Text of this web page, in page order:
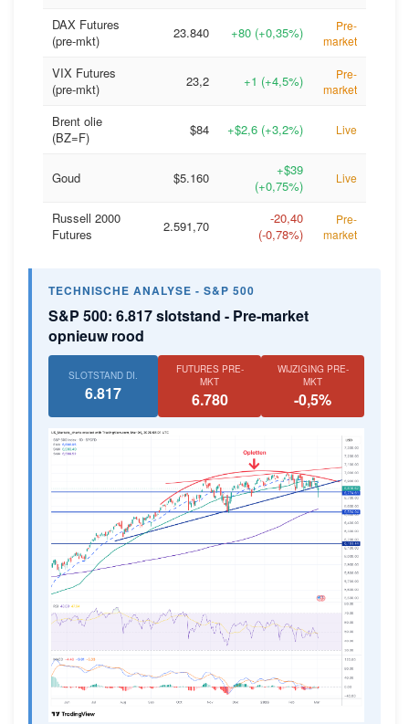
DAX Futures
(pre-mkt)
23.840 +80 (+0,35%)
Pre-
market
VIX Futures
(pre-mkt)
23,2 +1 (+4,5%)
Pre-
market
Brent olie
(BZ=F)
$84 +$2,6 (+3,2%) Live
Goud $5.160
+$39
(+0,75%)
Live
Russell 2000
Futures
2.591,70
-20,40
(-0,78%)
Pre-
market
TECHNISCHE ANALYSE - S&P 500
S&P 500: 6.817 slotstand - Pre-market
opnieuw rood
SLOTSTAND DI.
6.817
FUTURES PRE-
MKT
6.780
WIJZIGING PRE-
MKT
-0,5%